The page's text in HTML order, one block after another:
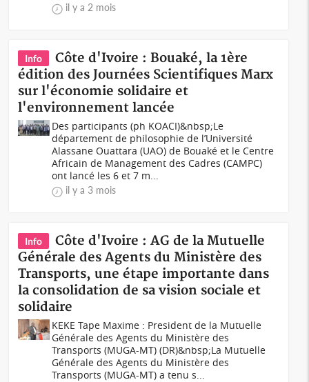
il y a 2 mois
Info
Côte d'Ivoire : Bouaké, la 1ère
édition des Journées Scientifiques Marx
sur l'économie solidaire et
l'environnement lancée
Des participants (ph KOACI)&nbsp;Le
département de philosophie de l’Université
Alassane Ouattara (UAO) de Bouaké et le Centre
Africain de Management des Cadres (CAMPC)
ont lancé les 6 et 7 m...
il y a 3 mois
Info
Côte d'Ivoire : AG de la Mutuelle
Générale des Agents du Ministère des
Transports, une étape importante dans
la consolidation de sa vision sociale et
solidaire
KEKE Tape Maxime : President de la Mutuelle
Générale des Agents du Ministère des
Transports (MUGA-MT) (DR)&nbsp;La Mutuelle
Générale des Agents du Ministère des
Transports (MUGA-MT) a tenu s...